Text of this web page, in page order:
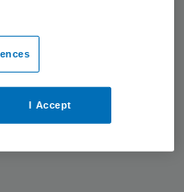
zit een
en bij 80.000 van
ontstaat
(onder meer
I Accept